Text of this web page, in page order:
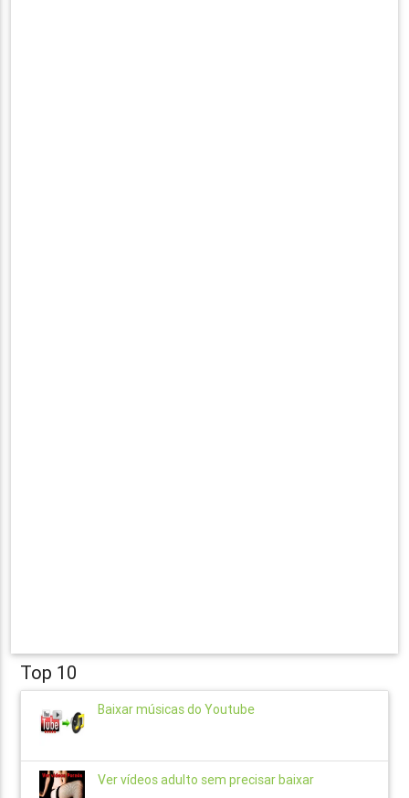
Top 10
Baixar músicas do Youtube
Ver vídeos adulto sem precisar baixar